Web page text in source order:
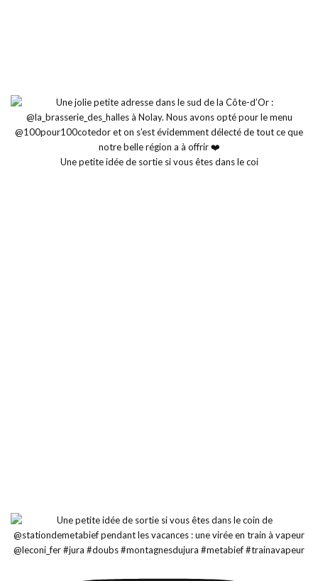
Une petite idée de sortie si vous êtes dans le coi